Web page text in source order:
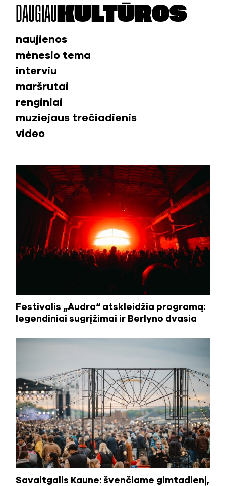
DAUGIAU KULTŪROS
Festivalis „Audra“ atskleidžia programą:
legendiniai sugrįžimai ir Berlyno dvasia
Savaitgalis Kaune: švenčiame gimtadienį,
naujienos
mėnesio tema
interviu
maršrutai
renginiai
muziejaus trečiadienis
video